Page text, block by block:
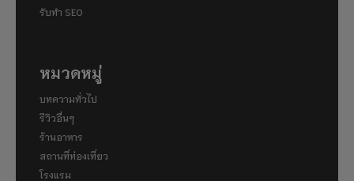
รับทำ SEO
หมวดหมู่
บทความทั่วไป
รีวิวอื่นๆ
ร้านอาหาร
สถานที่ท่องเที่ยว
โรงแรม